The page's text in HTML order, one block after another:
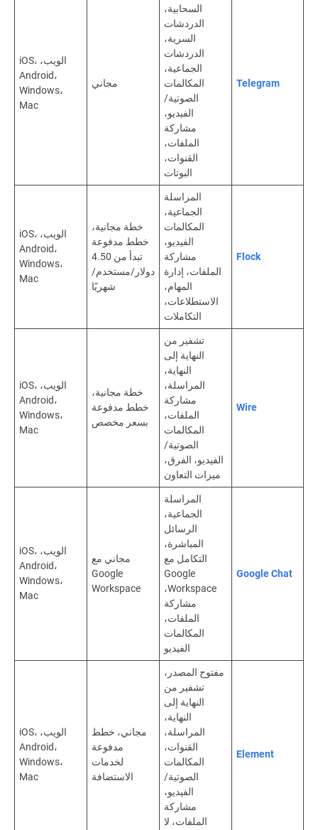
Telegram
السحابية،
الدردشات
السرية،
الدردشات
الجماعية،
المكالمات
الصوتية/
الفيديو،
مشاركة
الملفات،
القنوات،
البوتات
مجاني
الويب، iOS،
Android،
Windows،
Mac
Flock
المراسلة
الجماعية،
المكالمات
الفيديو،
مشاركة
الملفات، إدارة
المهام،
الاستطلاعات،
التكاملات
خطة مجانية،
خطط مدفوعة
تبدأ من 4.50
دولار/مستخدم/
شهريًا
الويب، iOS،
Android،
Windows،
Mac
Wire
تشفير من
النهاية إلى
النهاية،
المراسلة،
مشاركة
الملفات،
المكالمات
الصوتية/
الفيديو، الفرق،
ميزات التعاون
خطة مجانية،
خطط مدفوعة
بسعر مخصص
الويب، iOS،
Android،
Windows،
Mac
Google Chat
المراسلة
الجماعية،
الرسائل
المباشرة،
التكامل مع
Google
Workspace،
مشاركة
الملفات،
المكالمات
الفيديو
مجاني مع
Google
Workspace
الويب، iOS،
Android،
Windows،
Mac
Element
مفتوح المصدر،
تشفير من
النهاية إلى
النهاية،
المراسلة،
القنوات،
المكالمات
الصوتية/
الفيديو،
مشاركة
الملفات، لا
مجاني، خطط
مدفوعة
لخدمات
الاستضافة
الويب، iOS،
Android،
Windows،
Mac